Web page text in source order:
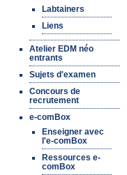
Labtainers
Liens
Atelier EDM néo
entrants
Sujets d'examen
Concours de
recrutement
e-comBox
Enseigner avec
l'e-comBox
Ressources e-
comBox